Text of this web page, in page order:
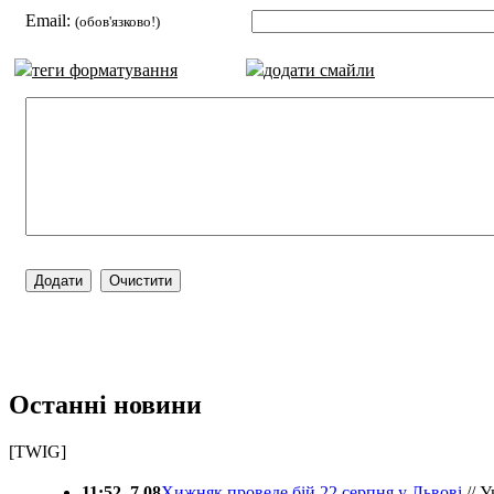
Email: (обов'язково!)
теги форматування додати смайли
Останні новини
[TWIG]